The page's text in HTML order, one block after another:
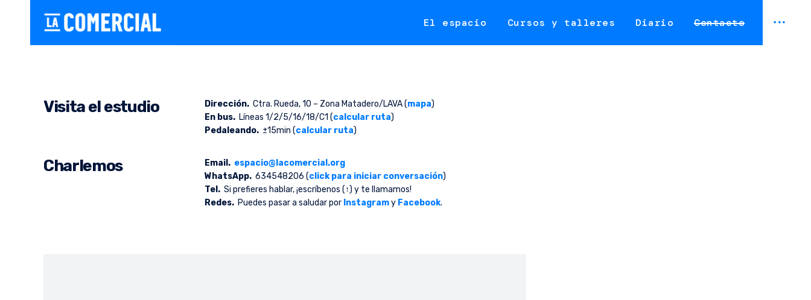
El espacio Cursos y talleres Diario Contacto
open
Visita el estudio Dirección.Ctra. Rueda, 10 – Zona Matadero/LAVA (mapa)
En bus.Líneas 1/2/5/16/18/C1 (calcular ruta)
Pedaleando.±15min (calcular ruta)
Charlemos Email . espacio@lacomercial.org
WhatsApp.634548206 (click para iniciar conversación)
Tel.Si prefieres hablar, ¡escríbenos (↑) y te llamamos!
Redes.Puedes pasar a saludar por Instagramy Facebook.